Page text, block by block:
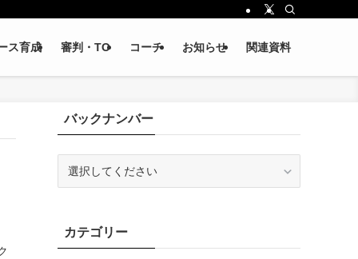
ス育成 審判・TO コーチ お知らせ 関連資料
バックナンバー
カテゴリー